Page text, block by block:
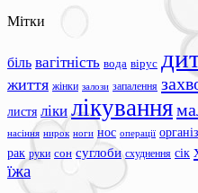
Мітки
біль вагітність вода вірус
життя жінки залози запалення
листя ліки лікування
насіння нирок ноги нос операції
рак руки сон суглоби схуднення сік
їжа